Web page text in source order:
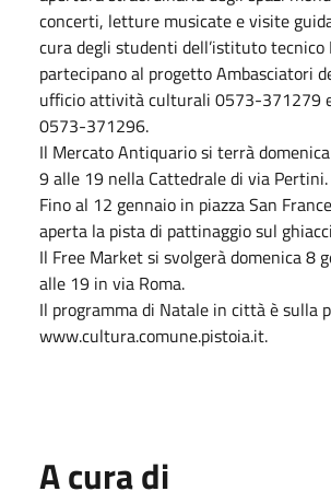
concerti, letture musicate e visite
cura degli studenti dell’istituto tecnico
partecipano al progetto Ambasciatori
ufficio attività culturali 0573-371279
0573-371296.
Il Mercato Antiquario si terrà
9 alle 19 nella Cattedrale di via Pertini.
Fino al 12 gennaio in piazza San
aperta la pista di pattinaggio sul
Il Free Market si svolgerà domenica 8
alle 19 in via Roma.
Il programma di Natale in città è sulla
www.cultura.comune.pistoia.it.
A cura di